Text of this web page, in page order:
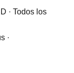
· Todos los
·